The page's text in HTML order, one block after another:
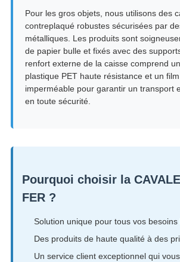
Pour les gros objets, nous utilisons des
contreplaqué robustes sécurisées par
métalliques. Les produits sont
de papier bulle et fixés avec des
renfort externe de la caisse comprend
plastique PET haute résistance et un
imperméable pour garantir un transport
en toute sécurité.
Pourquoi choisir la
FER ?
Solution unique pour tous vos
Des produits de haute qualité à des
Un service client exceptionnel qui